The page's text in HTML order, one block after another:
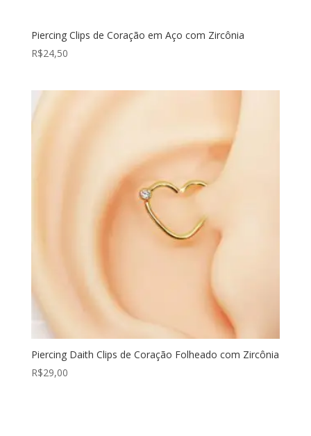
Piercing Clips de Coração em Aço com Zircônia
R$24,50
Piercing Daith Clips de Coração Folheado com Zircônia
R$29,00